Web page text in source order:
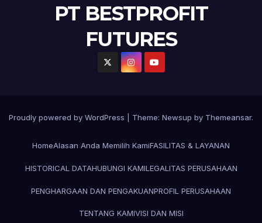
PT BESTPROFIT
FUTURES
Proudly powered by WordPress Theme: Newsup by Themeansar.
HomeAlasan Anda Memilih KamiFASILITAS & LAYANAN
HISTORICAL DATAHUBUNGI KAMILEGALITAS PERUSAHAAN
PENGHARGAAN DAN PENGAKUANPROFIL PERUSAHAAN
TENTANG KAMIVISI DAN MISI